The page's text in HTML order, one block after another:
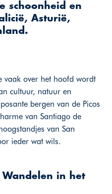
schoonheid en
Asturië,
vaak over het hoofd wordt
cultuur, natuur en
bergen van de Picos
van Santiago de
van San
ieder wat wils.
Wandelen in het